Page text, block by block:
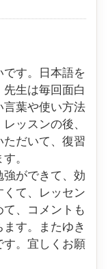
です。日本語を
生は毎回面白
葉や使い方法
ッスンの後、
だいて、復習
。
強ができて、効
て、レッセン
、コメントも
す。またゆき
。宜しくお願